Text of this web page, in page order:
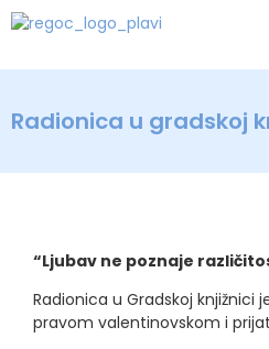
Radionica u gradskoj
“Ljubav ne poznaje
Radionica u Gradskoj knjižnici
pravom valentinovskom i